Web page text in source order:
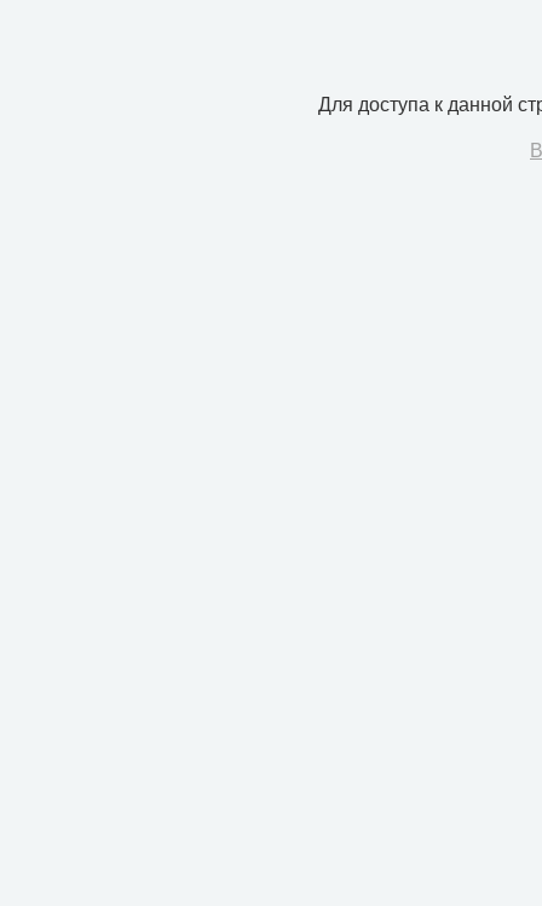
Для доступа к данной